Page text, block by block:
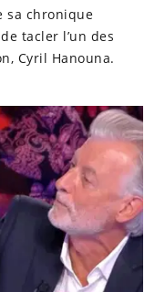
sa chronique
tacler l’un des
Cyril Hanouna.